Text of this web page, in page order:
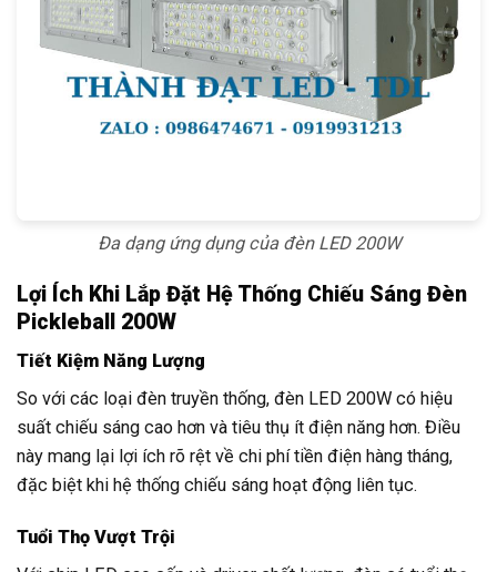
Đa dạng ứng dụng của đèn LED 200W
Lợi Ích Khi Lắp Đặt Hệ Thống Chiếu Sáng Đèn
Pickleball 200W
Tiết Kiệm Năng Lượng
So với các loại đèn truyền thống, đèn LED 200W có hiệu
suất chiếu sáng cao hơn và tiêu thụ ít điện năng hơn. Điều
này mang lại lợi ích rõ rệt về chi phí tiền điện hàng tháng,
đặc biệt khi hệ thống chiếu sáng hoạt động liên tục.
Tuổi Thọ Vượt Trội